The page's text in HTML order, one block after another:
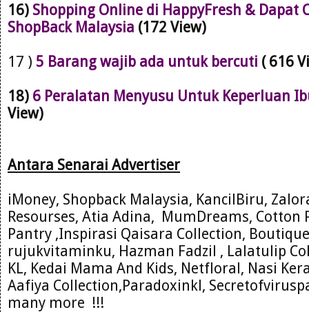
16) Shopping Online di HappyFresh & Dapat
ShopBack Malaysia (172 View)
17 ) 5 Barang wajib ada untuk bercuti ( 616
18) 6 Peralatan Menyusu Untuk Keperluan
View)
Antara Senarai Advertiser
iMoney, Shopback Malaysia, KancilBiru,
Resourses, Atia Adina, MumDreams, Cotton
Pantry ,Inspirasi Qaisara Collection,
rujukvitaminku, Hazman Fadzil , Lalatulip
KL, Kedai Mama And Kids, Netfloral, Nasi
Aafiya Collection,Paradoxinkl,
many more !!!